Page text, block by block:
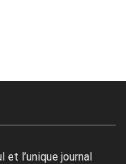
et l’unique journal